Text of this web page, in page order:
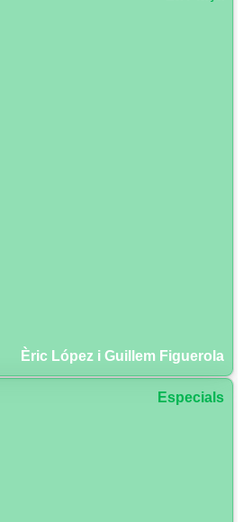
Èric López i Guillem Figuerola
Especials